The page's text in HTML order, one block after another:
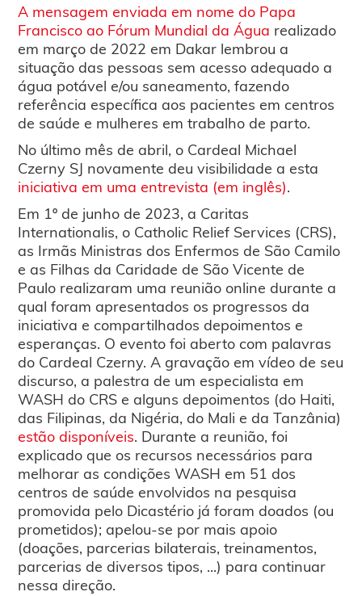
A mensagem enviada em nome do Papa
Francisco ao Fórum Mundial da Água realizado
em março de 2022 em Dakar lembrou a
situação das pessoas sem acesso adequado a
água potável e/ou saneamento, fazendo
referência específica aos pacientes em centros
de saúde e mulheres em trabalho de parto.
No último mês de abril, o Cardeal Michael
Czerny SJ novamente deu visibilidade a esta
iniciativa em uma entrevista (em inglês).
Em 1º de junho de 2023, a Caritas
Internationalis, o Catholic Relief Services (CRS),
as Irmãs Ministras dos Enfermos de São Camilo
e as Filhas da Caridade de São Vicente de
Paulo realizaram uma reunião online durante a
qual foram apresentados os progressos da
iniciativa e compartilhados depoimentos e
esperanças. O evento foi aberto com palavras
do Cardeal Czerny. A gravação em vídeo de seu
discurso, a palestra de um especialista em
WASH do CRS e alguns depoimentos (do Haiti,
das Filipinas, da Nigéria, do Mali e da Tanzânia)
estão disponíveis. Durante a reunião, foi
explicado que os recursos necessários para
melhorar as condições WASH em 51 dos
centros de saúde envolvidos na pesquisa
promovida pelo Dicastério já foram doados (ou
prometidos); apelou-se por mais apoio
(doações, parcerias bilaterais, treinamentos,
parcerias de diversos tipos, ...) para continuar
nessa direção.